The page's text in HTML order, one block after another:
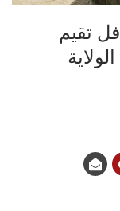
تقيم